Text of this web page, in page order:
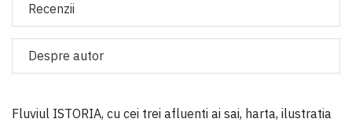
Recenzii
Despre autor
Fluviul ISTORIA, cu cei trei afluenti ai sai, harta, ilustratia